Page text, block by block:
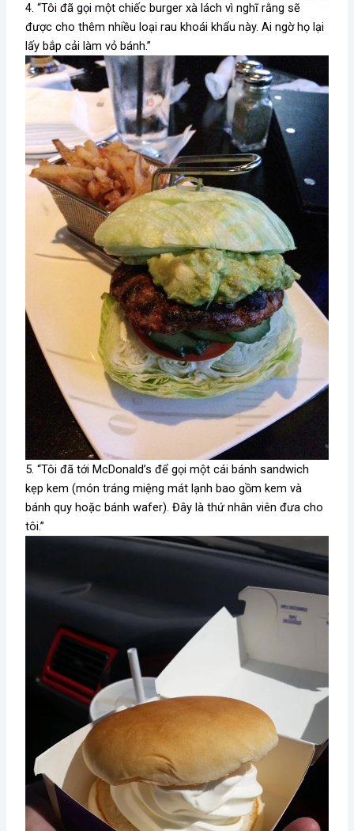
4. “Tôi đã gọi một chiếc burger xà lách vì nghĩ rằng sẽ
được cho thêm nhiều loại rau khoái khẩu này. Ai ngờ họ lại
lấy bắp cải làm vỏ bánh.”
5. “Tôi đã tới McDonald’s để gọi một cái bánh sandwich
kẹp kem (món tráng miệng mát lạnh bao gồm kem và
bánh quy hoặc bánh wafer). Đây là thứ nhân viên đưa cho
tôi.”